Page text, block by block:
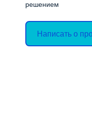
решением
Написать о